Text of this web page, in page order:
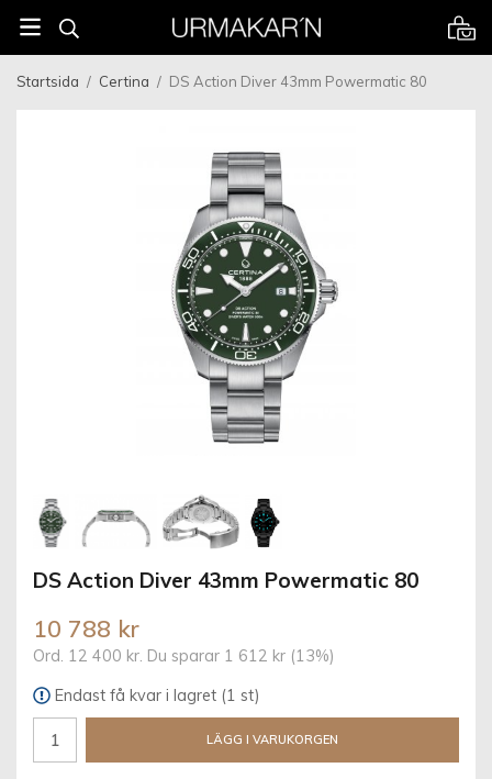
Startsida / Certina / DS Action Diver 43mm Powermatic 80
DS Action Diver 43mm Powermatic 80
10 788 kr
Ord. 12 400 kr. Du sparar 1 612 kr (13%)
Endast få kvar i lagret (1 st)
LÄGG I VARUKORGEN